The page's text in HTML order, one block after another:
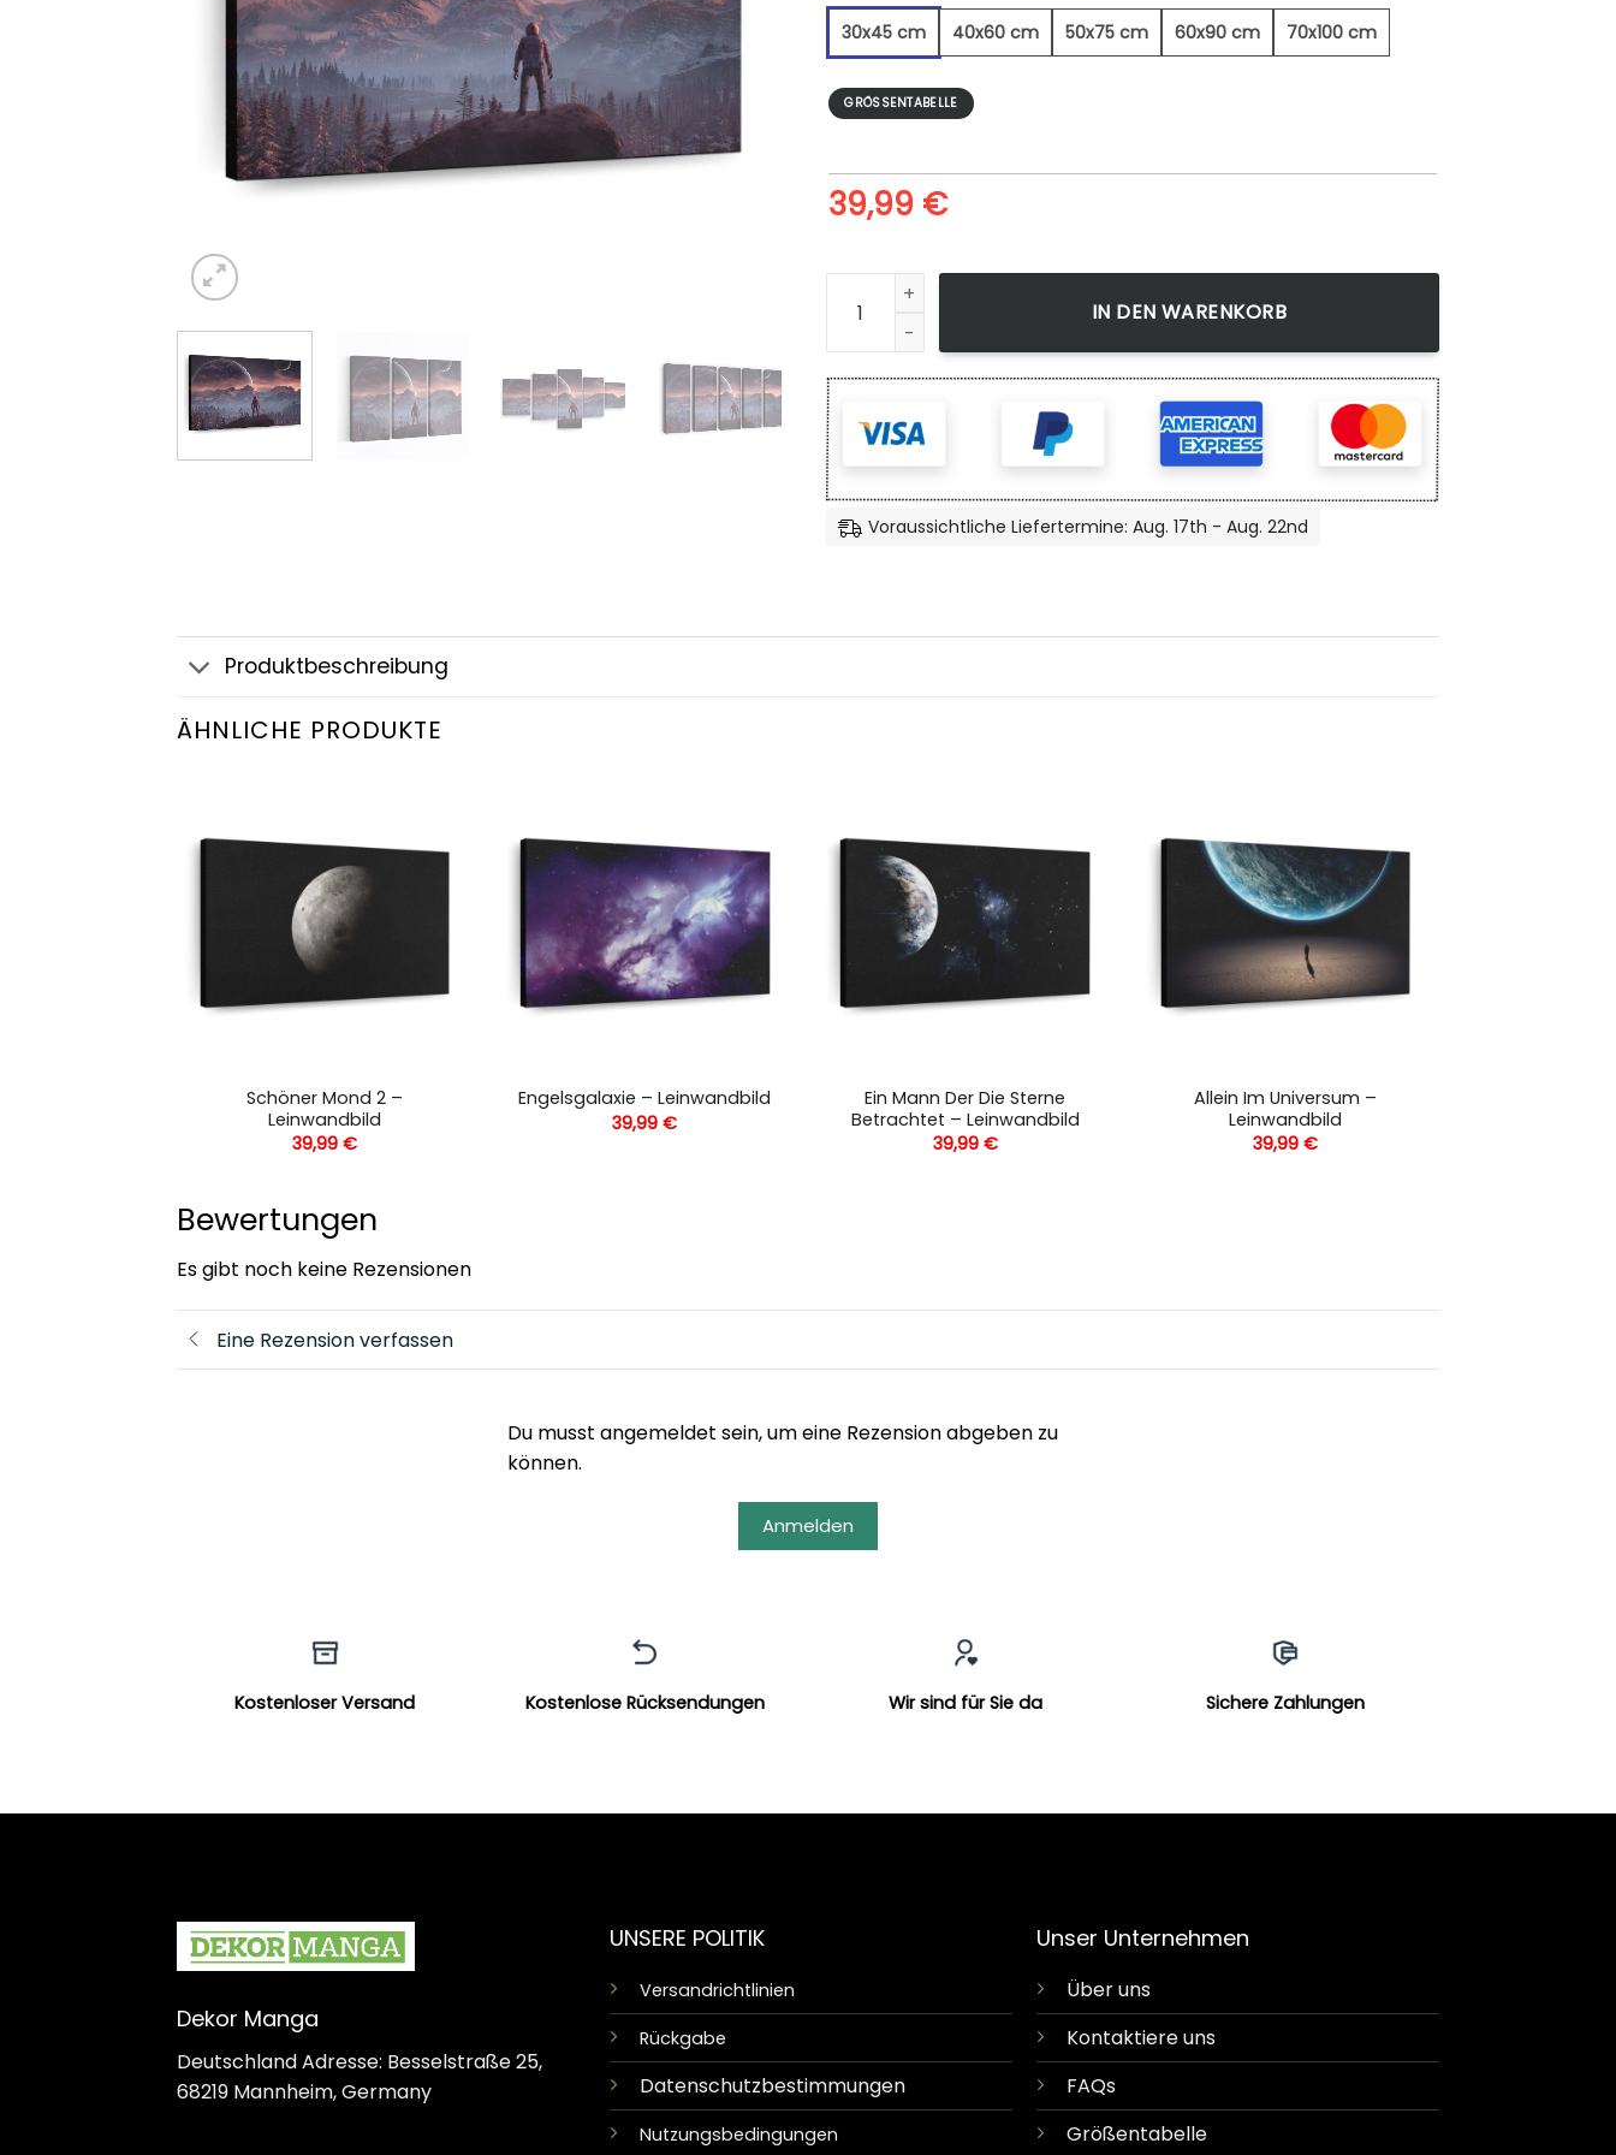
30x45 cm
40x60 cm 50x75 cm 60x90 cm 70x100 cm
GRÖSSENTABELLE
39,99 €
Magenta Explorer - Leinwandbild Menge
IN DEN WARENKORB
Voraussichtliche Liefertermine: Aug. 17th - Aug. 22nd
Produktbeschreibung
ÄHNLICHE PRODUKTE
Schöner Mond 2 –
Leinwandbild
39,99€
Engelsgalaxie – Leinwandbild
39,99€
Ein Mann Der Die Sterne
Betrachtet – Leinwandbild
39,99 €
Allein Im Universum –
Leinwandbild
39,99 €
Bewertungen
Es gibt noch keine Rezensionen
Eine Rezension verfassen
Du musst angemeldet sein, um eine Rezension abgeben zu
können.
Anmelden
Kostenloser Versand Kostenlose Rücksendungen Wir sind für Sie da Sichere Zahlungen
Dekor Manga
Deutschland Adresse: Besselstraße 25,
68219 Mannheim, Germany
UNSERE POLITIK
Versandrichtlinien
Rückgabe
Datenschutzbestimmungen
Nutzungsbedingungen
Unser Unternehmen
Über uns
Kontaktiere uns
FAQs
Größentabelle